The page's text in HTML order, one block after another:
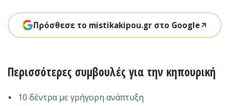
Πρόσθεσε το mistikakipou.gr στο Google
Περισσότερες συμβουλές για την κηπουρική
10 δέντρα με γρήγορη ανάπτυξη